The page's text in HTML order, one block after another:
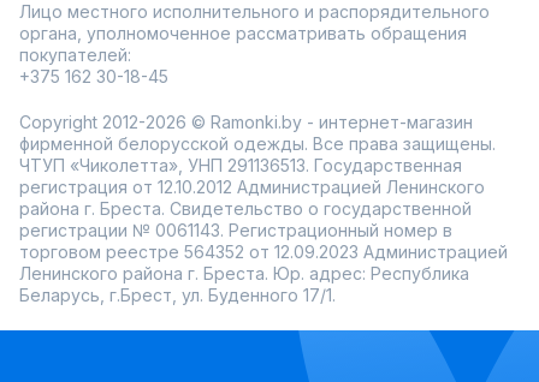
В Ramonki можно заказать рубашку-тунику с доставкой и
примеркой перед покупкой.
Лицо местного исполнительного и распорядительного
органа, уполномоченное рассматривать обращения
покупателей:
+375 162 30-18-45
Copyright 2012-2026 © Ramonki.by - интернет-магазин
фирменной белорусской одежды. Все права защищены.
ЧТУП «Чиколетта», УНП 291136513. Государственная
регистрация от 12.10.2012 Администрацией Ленинского
района г. Бреста. Свидетельство о государственной
регистрации № 0061143. Регистрационный номер в
торговом реестре 564352 от 12.09.2023 Администрацией
Ленинского района г. Бреста. Юр. адрес: Республика
Беларусь, г.Брест, ул. Буденного 17/1.